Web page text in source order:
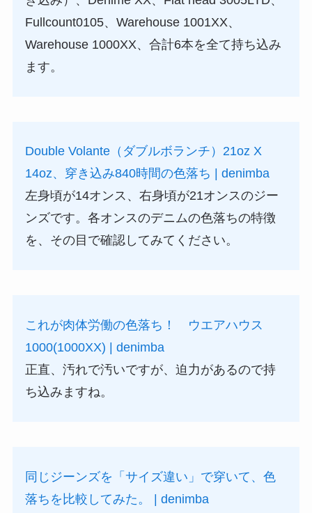
Fullcount0105、Warehouse 1001XX、
Warehouse 1000XX、合計6本を全て持ち込み
ます。
Double Volante（ダブルボランチ）21oz X
14oz、穿き込み840時間の色落ち | denimba
左身頃が14オンス、右身頃が21オンスのジー
ンズです。各オンスのデニムの色落ちの特徴
を、その目で確認してみてください。
これが肉体労働の色落ち！ ウエアハウス
1000(1000XX) | denimba
正直、汚れで汚いですが、迫力があるので持
ち込みますね。
同じジーンズを「サイズ違い」で穿いて、色
落ちを比較してみた。 | denimba